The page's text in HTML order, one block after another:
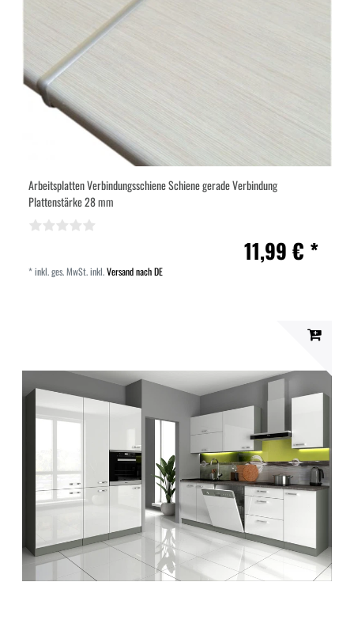
Arbeitsplatten Verbindungsschiene Schiene gerade Verbindung
Plattenstärke 28 mm
11,99 € *
*inkl. ges. MwSt.inkl.Versand nach DE